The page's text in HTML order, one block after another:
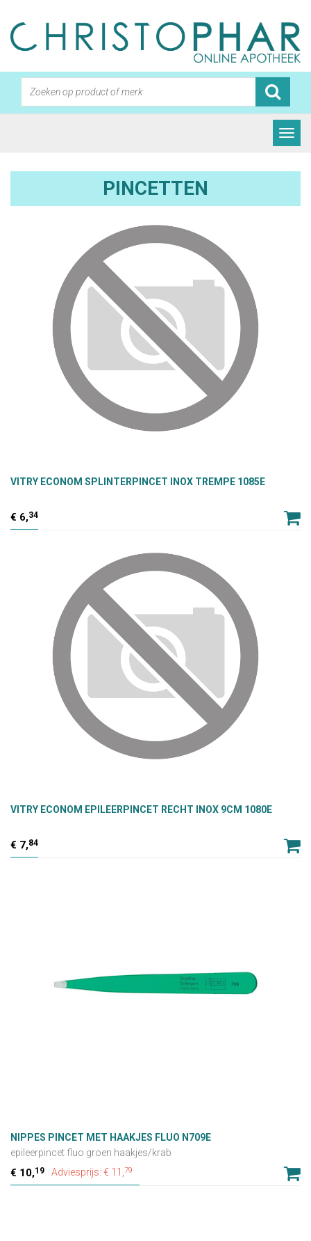
PINCETTEN
VITRY ECONOM SPLINTERPINCET INOX TREMPE 1085E
6,34
VITRY ECONOM EPILEERPINCET RECHT INOX 9CM 1080E
7,84
NIPPES PINCET MET HAAKJES FLUO N709E
epileerpincet fluo groen haakjes/krab
10,19 Adviesprijs: € 11, 79